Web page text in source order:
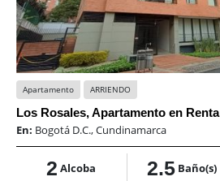
Apartamento ARRIENDO
Los Rosales, Apartamento en Renta
En: Bogotá D.C., Cundinamarca
2 Alcoba 2.5 Baño(s)